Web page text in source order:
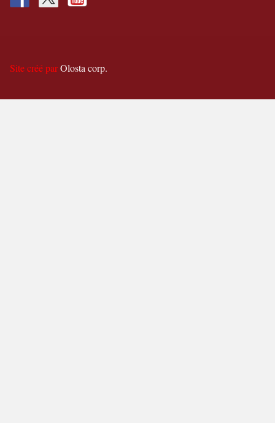
Site créé parOlosta corp.